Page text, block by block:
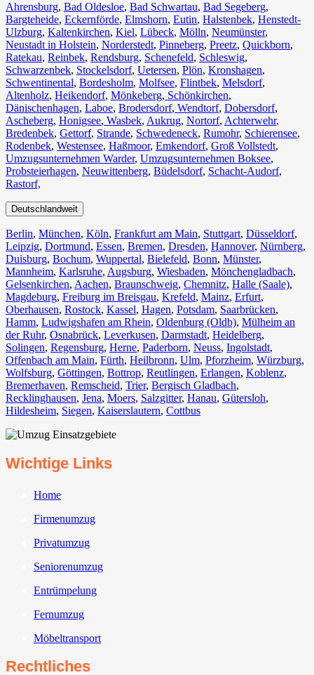
Ahrensburg, Bad Oldesloe, Bad Schwartau, Bad Segeberg,
Bargteheide, Eckernförde, Elmshorn, Eutin, Halstenbek, Henstedt-
Ulzburg, Kaltenkirchen, Kiel, Lübeck, Mölln, Neumünster,
Neustadt in Holstein, Norderstedt, Pinneberg, Preetz, Quickborn,
Ratekau, Reinbek, Rendsburg, Schenefeld, Schleswig,
Schwarzenbek, Stockelsdorf, Uetersen, Plön, Kronshagen,
Schwentinental, Bordesholm, Molfsee, Flintbek, Melsdorf,
Altenholz, Heikendorf, Mönkeberg, Schönkirchen,
Dänischenhagen, Laboe, Brodersdorf, Wendtorf, Dobersdorf,
Ascheberg, Honigsee, Wasbek, Aukrug, Nortorf, Achterwehr,
Bredenbek, Gettorf, Strande, Schwedeneck, Rumohr, Schierensee,
Rodenbek, Westensee, Haßmoor, Emkendorf, Groß Vollstedt,
Umzugsunternehmen Warder, Umzugsunternehmen Boksee,
Probsteierhagen, Neuwittenberg, Büdelsdorf, Schacht-Audorf,
Rastorf,
Deutschlandweit
Berlin⁠, München, Köln⁠, Frankfurt am Main, Stuttgart, Düsseldorf,
Leipzig, Dortmund, Essen, Bremen, Dresden, Hannover, Nürnberg,
Duisburg⁠, Bochum, Wuppertal⁠, Bielefeld⁠, Bonn⁠, Münster⁠,
Mannheim, Karlsruhe, Augsburg, Wiesbaden⁠, Mönchengladbach⁠,
Gelsenkirchen⁠, Aachen⁠, Braunschweig, Chemnitz⁠, Halle (Saale)⁠,
Magdeburg, Freiburg im Breisgau⁠, Krefeld⁠, Mainz⁠, Erfurt,
Oberhausen⁠, Rostock⁠, Kassel⁠, Hagen, Potsdam, Saarbrücken⁠,
Hamm, Ludwigshafen am Rhein⁠, Oldenburg (Oldb), Mülheim an
der Ruhr, Osnabrück⁠, Leverkusen, Darmstadt⁠, Heidelberg,
Solingen, Regensburg, Herne⁠, Paderborn, Neuss, Ingolstadt,
Offenbach am Main, Fürth⁠, Heilbronn, Ulm⁠, Pforzheim, Würzburg,
Wolfsburg⁠, Göttingen, Bottrop, Reutlingen, Erlangen⁠, Koblenz,
Bremerhaven⁠, Remscheid, Trier⁠, Bergisch Gladbach,
Recklinghausen, Jena⁠, Moers⁠, Salzgitter⁠, Hanau, Gütersloh,
Hildesheim⁠, Siegen⁠, Kaiserslautern⁠, Cottbus⁠
Wichtige Links
Home
Firmenumzug
Privatumzug
Seniorenumzug
Entrümpelung
Fernumzug
Möbeltransport
Rechtliches